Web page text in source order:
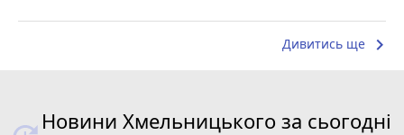
Дивитись ще keyboard_arrow_right
Новини Хмельницького за сьогодні